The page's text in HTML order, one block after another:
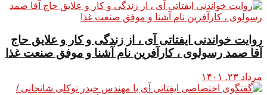
روایت خواندنی ایفتاتی آی ، از زندگی و کار و علایق حاج
آقا صمد رسولوی ، کارآفرین نام آشنا و موفق صنعت غذا
مرداد ۲۳, ۱۴۰۱